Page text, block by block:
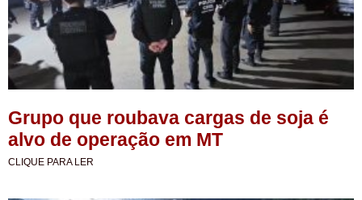
Grupo que roubava cargas de soja é
alvo de operação em MT
CLIQUE PARA LER